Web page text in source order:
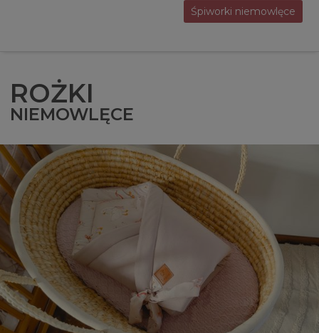
Śpiworki niemowlęce
ROŻKI
NIEMOWLĘCE